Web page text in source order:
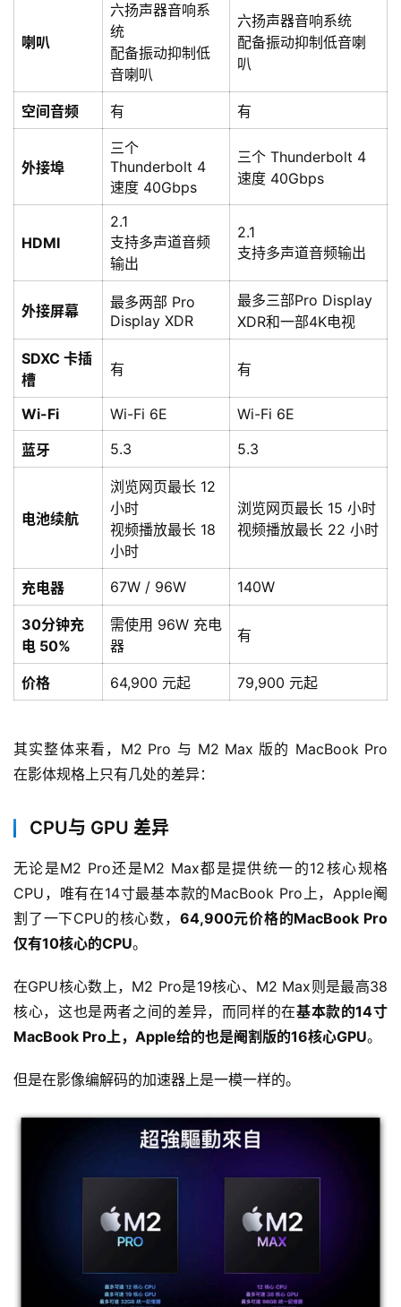
喇叭
六扬声器音响系
统
配备振动抑制低
音喇叭
六扬声器音响系统
配备振动抑制低音喇
叭
空间音频 有 有
外接埠
三个
Thunderbolt 4
速度 40Gbps
三个 Thunderbolt 4
速度 40Gbps
HDMI
2.1
支持多声道音频
输出
2.1
支持多声道音频输出
外接屏幕
最多两部 Pro
Display XDR
最多三部Pro Display
XDR和一部4K电视
SDXC 卡插
槽
有 有
Wi-Fi Wi-Fi 6E
Wi-Fi 6E
蓝牙
5.3 5.3
电池续航
浏览网页最长 12
小时
视频播放最长 18
小时
浏览网页最长 15 小时
视频播放最长 22 小时
充电器 67W / 96W 140W
30分钟充
电 50%
需使用 96W 充电
器
有
价格 64,900 元起 79,900 元起
其实整体来看，M2 Pro 与 M2 Max 版的 MacBook Pro
在影体规格上只有几处的差异：
CPU与 GPU 差异
无论是M2 Pro还是M2 Max都是提供统一的12核心规格
CPU，唯有在14寸最基本款的MacBook Pro上，Apple阉
割了一下CPU的核心数， 64,900元价格的MacBook Pro
仅有10核心的CPU。
在GPU核心数上，M2 Pro是19核心、M2 Max则是最高38
核心，这也是两者之间的差异，而同样的在基本款的14寸
MacBook Pro上，Apple给的也是阉割版的16核心GPU。
但是在影像编解码的加速器上是一模一样的。